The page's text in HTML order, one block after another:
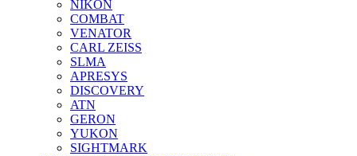
NIKON
COMBAT
VENATOR
CARL ZEISS
SLMA
APRESYS
DISCOVERY
ATN
GERON
YUKON
SIGHTMARK